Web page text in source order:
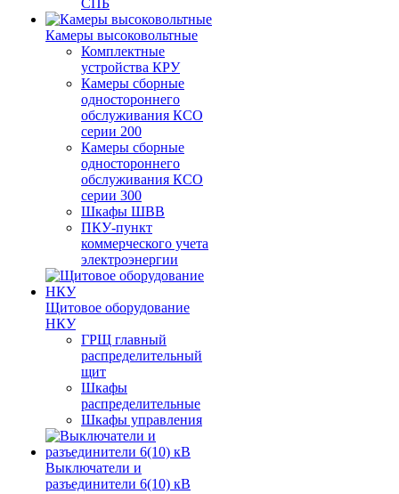
СПБ
Камеры высоковольтные
Комплектные
устройства КРУ
Камеры сборные
одностороннего
обслуживания КСО
серии 200
Камеры сборные
одностороннего
обслуживания КСО
серии 300
Шкафы ШВВ
ПКУ-пункт
коммерческого учета
электроэнергии
Щитовое оборудование
НКУ
ГРЩ главный
распределительный
щит
Шкафы
распределительные
Шкафы управления
Выключатели и
разъединители 6(10) кВ